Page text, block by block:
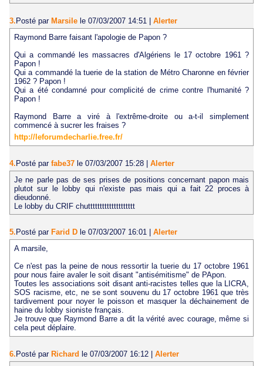
3. Posté par Marsile le 07/03/2007 14:51
Alerter
Raymond Barre faisant l'apologie de Papon ?
Qui a commandé les massacres d'Algériens le 17 octobre 1961 ?
Papon !
Qui a commandé la tuerie de la station de Métro Charonne en février
1962 ? Papon !
Qui a été condamné pour complicité de crime contre l'humanité ?
Papon !
Raymond Barre a viré à l'extrême-droite ou a-t-il simplement
commencé à sucrer les fraises ?
http://leforumdecharlie.free.fr/
4.Posté par fabe37 le 07/03/2007 15:28 | Alerter
Je ne parle pas de ses prises de positions concernant papon mais
plutot sur le lobby qui n'existe pas mais qui a fait 22 proces à
dieudonné.
Le lobby du CRIF chutttttttttttttttttttt
5. Posté par Farid D le 07/03/2007 16:01
Alerter
A marsile,
Ce n'est pas la peine de nous ressortir la tuerie du 17 octobre 1961
pour nous faire avaler le soit disant "antisémitisme" de PApon.
Toutes les associations soit disant anti-racistes telles que la LICRA,
SOS racisme, etc, ne se sont souvenu du 17 octobre 1961 que très
tardivement pour noyer le poisson et masquer la déchainement de
haine du lobby sioniste français.
Je trouve que Raymond Barre a dit la vérité avec courage, même si
cela peut déplaire.
6. Posté par Richard le 07/03/2007 16:12
Alerter